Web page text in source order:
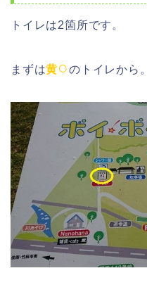
トイレは2箇所です。
まずは黄○のトイレから。